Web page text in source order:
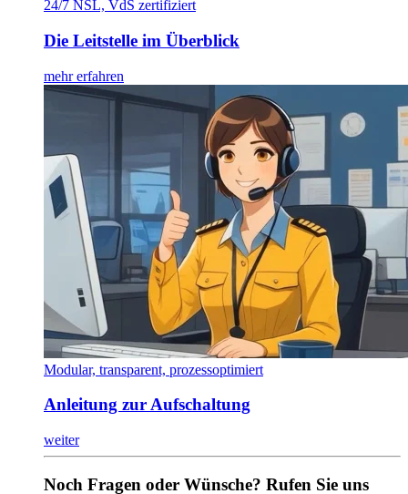
24/7 NSL, VdS zertifiziert
Die Leitstelle im Überblick
mehr erfahren
Modular, transparent, prozessoptimiert
Anleitung zur Aufschaltung
weiter
Noch Fragen oder Wünsche? Rufen Sie uns